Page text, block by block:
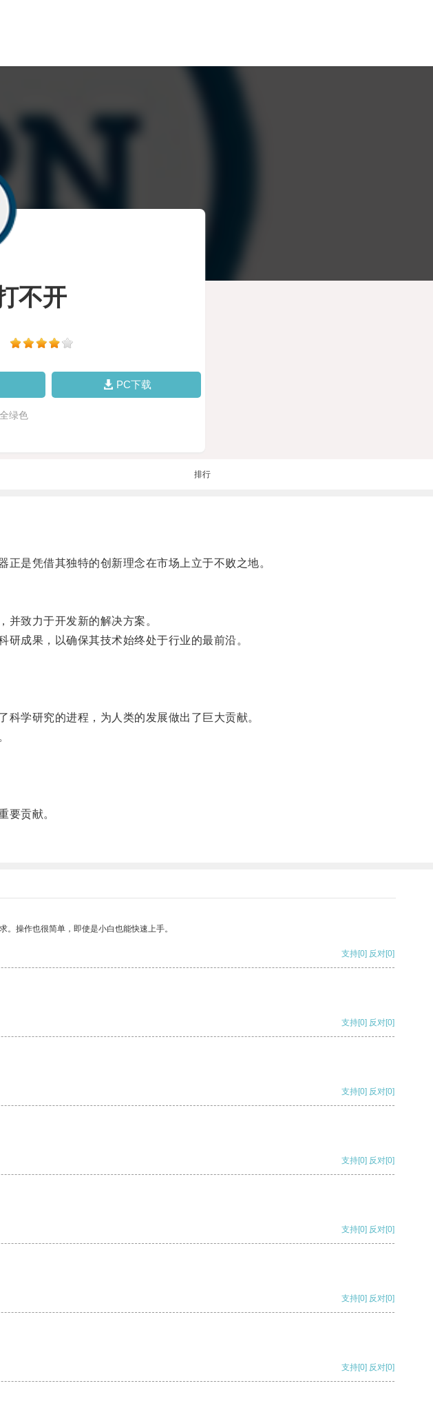
不开
PC下载
绿色
排行
是凭借其独特的创新理念在市场上立于不败之地。
致力于开发新的解决方案。
成果，以确保其技术始终处于行业的最前沿。
学研究的进程，为人类的发展做出了巨大贡献。
贡献。
操作也很简单，即使是小白也能快速上手。
支持[0] 反对[0]
支持[0] 反对[0]
支持[0] 反对[0]
支持[0] 反对[0]
支持[0] 反对[0]
支持[0] 反对[0]
支持[0] 反对[0]